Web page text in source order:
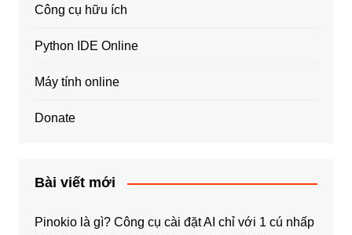
Công cụ hữu ích
Python IDE Online
Máy tính online
Donate
Bài viết mới
Pinokio là gì? Công cụ cài đặt AI chỉ với 1 cú nhấp